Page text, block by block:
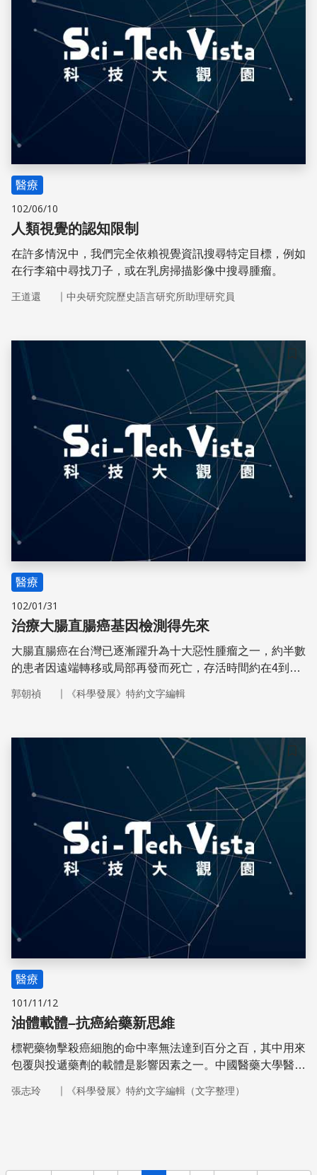
醫療
102/06/10
人類視覺的認知限制
在許多情況中，我們完全依賴視覺資訊搜尋特定目標，例如
在行李箱中尋找刀子，或在乳房掃描影像中搜尋腫瘤。
王道還 ｜ 中央研究院歷史語言研究所助理研究員
儲存
醫療
102/01/31
治療大腸直腸癌基因檢測得先來
大腸直腸癌在台灣已逐漸躍升為十大惡性腫瘤之一，約半數
的患者因遠端轉移或局部再發而死亡，存活時間約在4到22
壓力負荷量等因素有關。
郭朝禎 ｜ 《科學發展》特約文字編輯
儲存
醫療
101/11/12
油體載體–抗癌給藥新思維
標靶藥物擊殺癌細胞的命中率無法達到百分之百，其中用來
包覆與投遞藥劑的載體是影響因素之一。中國醫藥大學醫學
行實驗，證實油體載體也具有偵測與集中擊殺癌細胞的功
張志玲 ｜ 《科學發展》特約文字編輯（文字整理）